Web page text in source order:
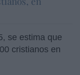
se estima que
cristianos en